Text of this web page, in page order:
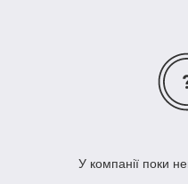
У компанії поки